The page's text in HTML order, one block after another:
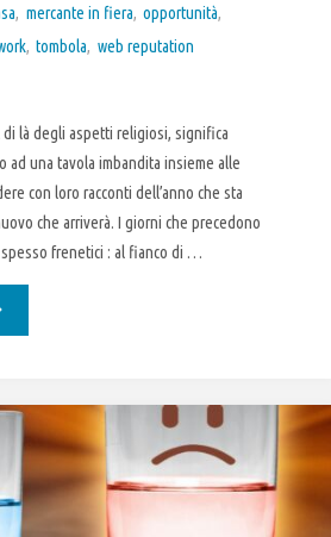
, mercante in fiera, opportunità,
, tombola, web reputation
di là degli aspetti religiosi, significa
ad una tavola imbandita insieme alle
con loro racconti dell’anno che sta
che arriverà. I giorni che precedono
frenetici : al fianco di …